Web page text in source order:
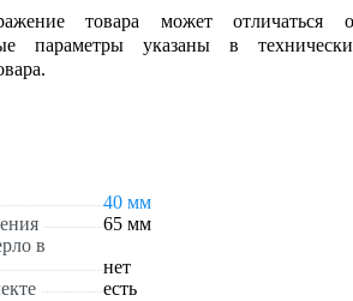
товара может отличаться
параметры указаны в
40 мм
65 мм
в
нет
есть